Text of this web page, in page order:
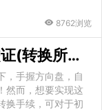
8762浏览
中国驾照怎么换菲律宾的驾驶证(转换所需材料)
，手握方向盘，自
然而，想要实现这
换手续，可对于初